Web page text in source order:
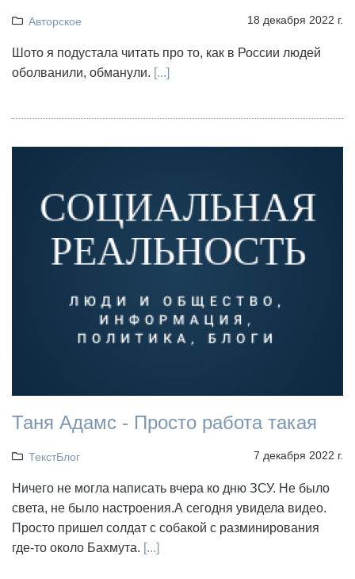
Авторское 18 декабря 2022 г.
Шото я подустала читать про то, как в России людей
оболванили, обманули. [...]
Таня Адамс - Просто работа такая
ТекстБлог 7 декабря 2022 г.
Ничего не могла написать вчера ко дню ЗСУ. Не было
света, не было настроения.А сегодня увидела видео.
Просто пришел солдат с собакой с разминирования
где-то около Бахмута. [...]